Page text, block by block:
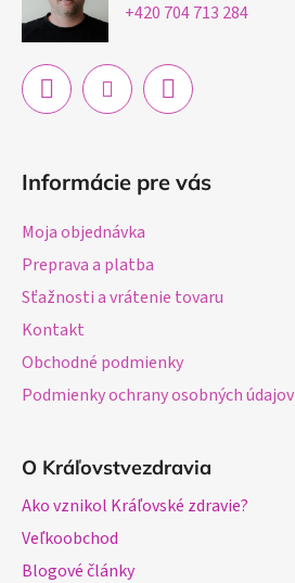
+420 704 713 284
Informácie pre vás
Moja objednávka
Preprava a platba
Sťažnosti a vrátenie tovaru
Kontakt
Obchodné podmienky
Podmienky ochrany osobných údajov
O Kráľovstvezdravia
Ako vznikol Kráľovské zdravie?
Veľkoobchod
Blogové články